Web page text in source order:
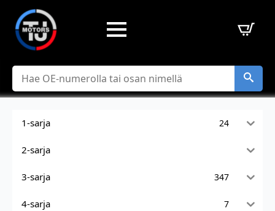
Hae
1-sarja 24
2-sarja
3-sarja 347
4-sarja 7